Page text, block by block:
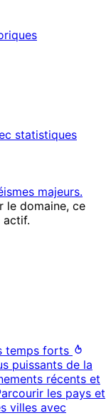
statistiques
majeurs.
le domaine, ce
actif.
temps forts
puissants de la
récents et
les pays et
villes avec